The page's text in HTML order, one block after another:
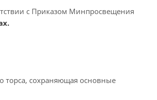
с Приказом Минпросвещения
торса, сохраняющая основные